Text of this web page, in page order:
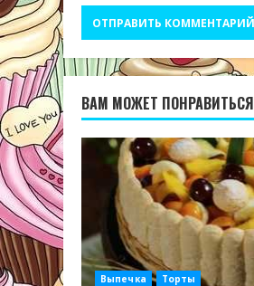
ВАМ МОЖЕТ ПОНРАВИТЬСЯ
Выпечка Торты